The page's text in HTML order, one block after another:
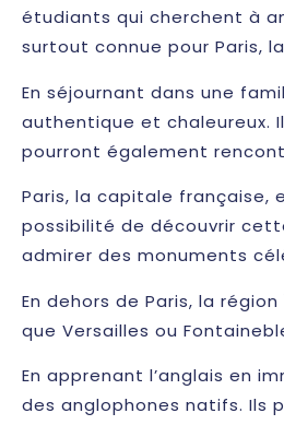
étudiants qui cherchent à
surtout connue pour Paris,
En séjournant dans une
authentique et chaleureux.
pourront également
Paris, la capitale française,
possibilité de découvrir
admirer des monuments
En dehors de Paris, la
que Versailles ou
En apprenant l’anglais en
des anglophones natifs. Ils